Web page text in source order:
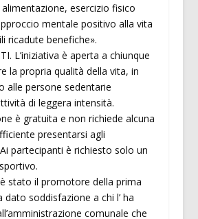
alimentazione, esercizio fisico
mentale positivo alla vita
ricadute benefiche».
L’iniziativa è aperta a chiunque
la propria qualità della vita, in
alle persone sedentarie
di leggera intensità.
è gratuita e non richiede alcuna
presentarsi agli
partecipanti è richiesto solo un
stato il promotore della prima
dato soddisfazione a chi l’ ha
comunale che